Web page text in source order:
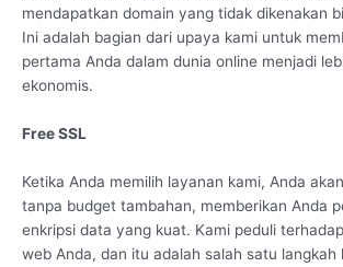
mendapatkan domain yang tidak dikenakan
Ini adalah bagian dari upaya kami untuk
pertama Anda dalam dunia online menjadi
ekonomis.
Free SSL
Ketika Anda memilih layanan kami, Anda
tanpa budget tambahan, memberikan Anda
enkripsi data yang kuat. Kami peduli
web Anda, dan itu adalah salah satu langkah